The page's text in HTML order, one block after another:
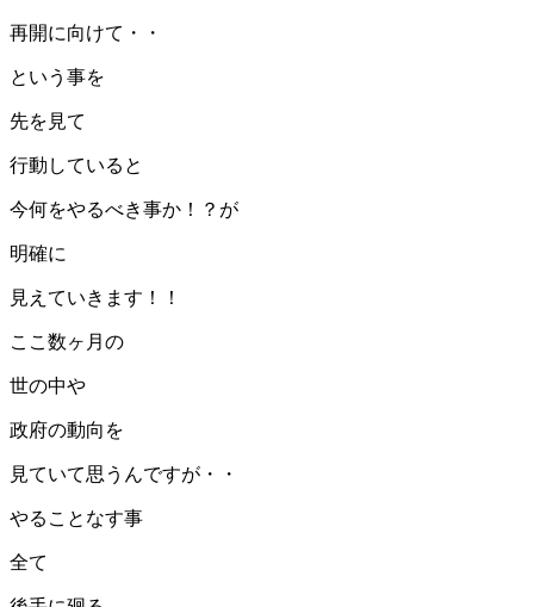
再開に向けて・・
という事を
先を見て
行動していると
今何をやるべき事か！？が
明確に
見えていきます！！
ここ数ヶ月の
世の中や
政府の動向を
見ていて思うんですが・・
やることなす事
全て